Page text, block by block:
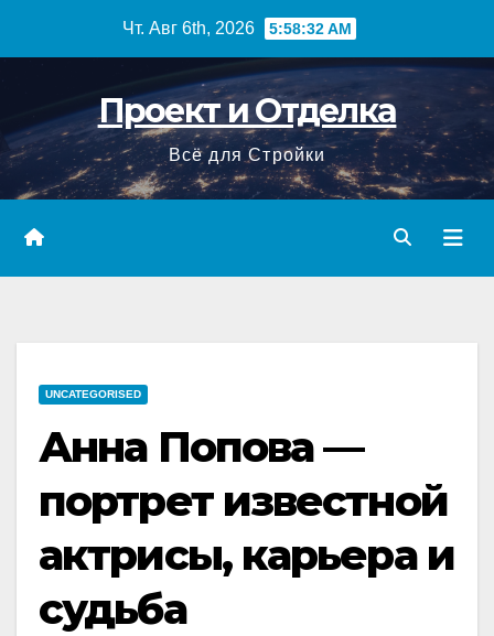
Чт. Авг 6th, 2026 5:58:34 AM
Проект и Отделка
Всё для Стройки
UNCATEGORISED
Анна Попова —
портрет известной
актрисы, карьера и
судьба